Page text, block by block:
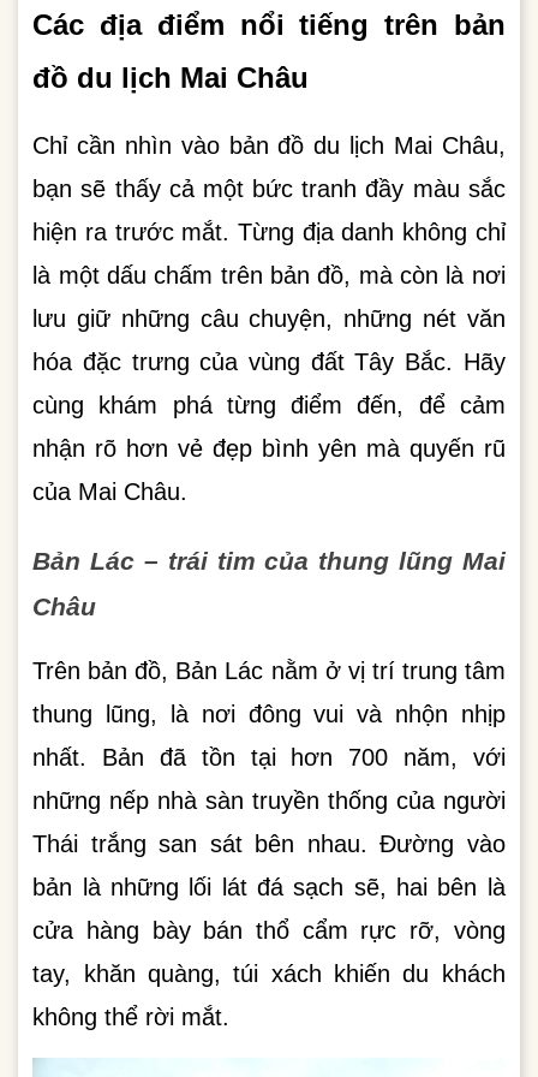
Các địa điểm nổi tiếng trên bản
đồ du lịch Mai Châu
Chỉ cần nhìn vào bản đồ du lịch Mai Châu,
bạn sẽ thấy cả một bức tranh đầy màu sắc
hiện ra trước mắt. Từng địa danh không chỉ
là một dấu chấm trên bản đồ, mà còn là nơi
lưu giữ những câu chuyện, những nét văn
hóa đặc trưng của vùng đất Tây Bắc. Hãy
cùng khám phá từng điểm đến, để cảm
nhận rõ hơn vẻ đẹp bình yên mà quyến rũ
của Mai Châu.
Bản Lác – trái tim của thung lũng Mai
Châu
Trên bản đồ, Bản Lác nằm ở vị trí trung tâm
thung lũng, là nơi đông vui và nhộn nhịp
nhất. Bản đã tồn tại hơn 700 năm, với
những nếp nhà sàn truyền thống của người
Thái trắng san sát bên nhau. Đường vào
bản là những lối lát đá sạch sẽ, hai bên là
cửa hàng bày bán thổ cẩm rực rỡ, vòng
tay, khăn quàng, túi xách khiến du khách
không thể rời mắt.